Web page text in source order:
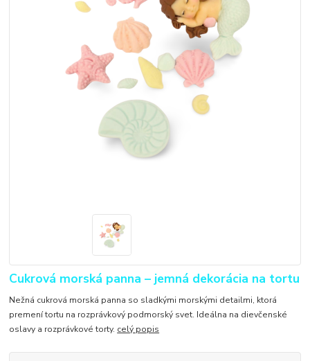
Cukrová morská panna – jemná dekorácia na tortu
Nežná cukrová morská panna so sladkými morskými detailmi, ktorá
premení tortu na rozprávkový podmorský svet. Ideálna na dievčenské
oslavy a rozprávkové torty. celý popis